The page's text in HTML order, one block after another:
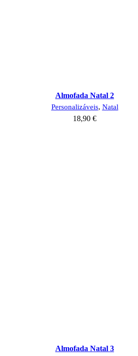
Almofada Natal 2
Personalizáveis, Natal
18,90 €
Almofada Natal 3